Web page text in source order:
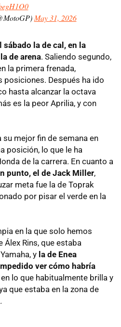
May 31, 2026
sábado la de cal, en la
de arena. Saliendo segundo,
la primera frenada,
Después ha ido
hasta alcanzar la octava
es la peor Aprilia, y con
mejor fin de semana en
posición, lo que le ha
de la carrera. En cuanto a
punto, el de Jack Miller,
meta fue la de Toprak
por pisar el verde en la
en la que solo hemos
Rins, que estaba
y la de Enea
ver cómo habría
en lo que habitualmente brilla y
que estaba en la zona de